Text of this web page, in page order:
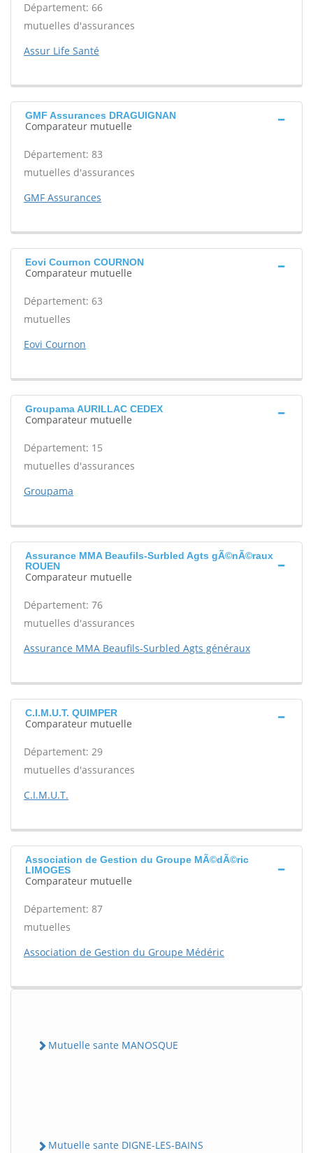
Département: 66
mutuelles d'assurances
Assur Life Santé
GMF Assurances DRAGUIGNAN
Comparateur mutuelle
Département: 83
mutuelles d'assurances
GMF Assurances
Eovi Cournon COURNON
Comparateur mutuelle
Département: 63
mutuelles
Eovi Cournon
Groupama AURILLAC CEDEX
Comparateur mutuelle
Département: 15
mutuelles d'assurances
Groupama
Assurance MMA Beaufils-Surbled Agts gÃ©nÃ©raux
ROUEN
Comparateur mutuelle
Département: 76
mutuelles d'assurances
Assurance MMA Beaufils-Surbled Agts généraux
C.I.M.U.T. QUIMPER
Comparateur mutuelle
Département: 29
mutuelles d'assurances
C.I.M.U.T.
Association de Gestion du Groupe MÃ©dÃ©ric
LIMOGES
Comparateur mutuelle
Département: 87
mutuelles
Association de Gestion du Groupe Médéric
Mutuelle sante MANOSQUE
Mutuelle sante DIGNE-LES-BAINS